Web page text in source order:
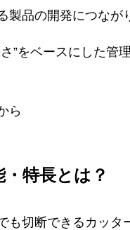
品の開発につなが
”をベースにした管
ら
特長とは？
切断できるカッタ